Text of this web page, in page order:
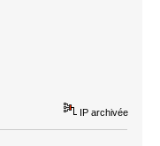
IP archivée